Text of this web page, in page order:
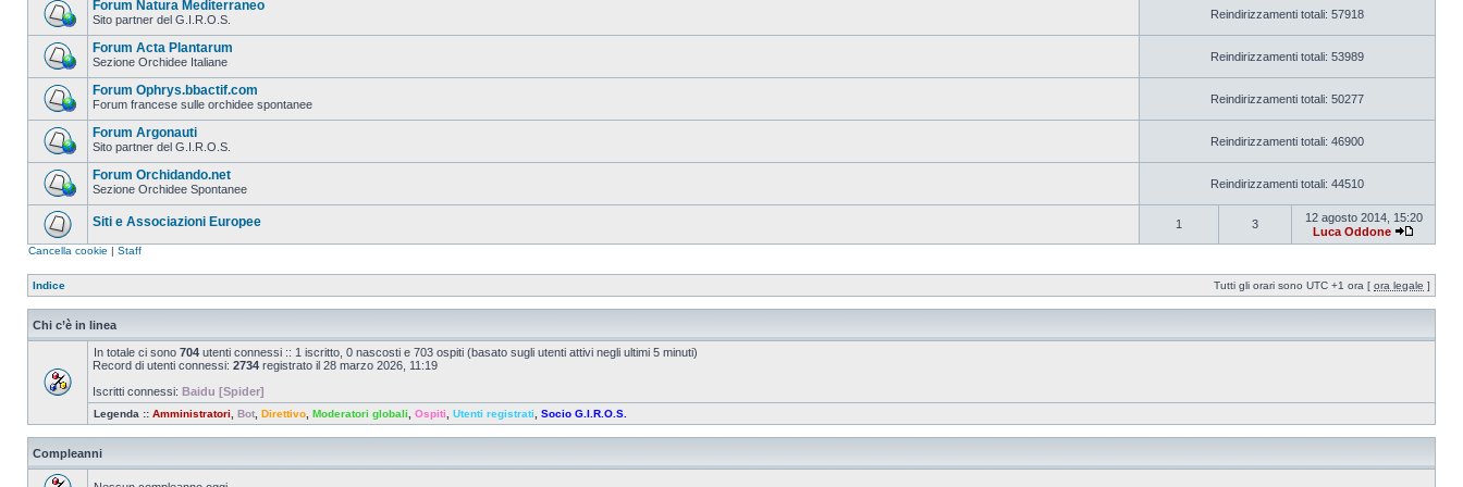
Forum Natura Mediterraneo
Sito partner del G.I.R.O.S. Reindirizzamenti totali: 57918
Forum Acta Plantarum
Sezione Orchidee Italiane Reindirizzamenti totali: 53989
Forum Ophrys.bbactif.com
Forum francese sulle orchidee spontanee Reindirizzamenti totali: 50277
Forum Argonauti
Sito partner del G.I.R.O.S. Reindirizzamenti totali: 46900
Forum Orchidando.net
Sezione Orchidee Spontanee Reindirizzamenti totali: 44510
Siti e Associazioni Europee 1 3
12 agosto 2014, 15:20
Luca Oddone
Cancella cookie | Staff
Indice Tutti gli orari sono UTC +1 ora [ ora legale ]
Chi c’è in linea
In totale ci sono 704 utenti connessi :: 1 iscritto, 0 nascosti e 703 ospiti (basato sugli utenti attivi negli ultimi 5 minuti)
Record di utenti connessi: 2734 registrato il 28 marzo 2026, 11:19
Iscritti connessi: Baidu [Spider]
Legenda :: Amministratori Bot Direttivo Moderatori globali Ospiti Utenti registrati Socio G.I.R.O.S.
Compleanni